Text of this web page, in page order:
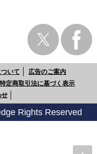
いて
広告のご案内
特定商取引法に基づく表示
せ
Rights Reserved